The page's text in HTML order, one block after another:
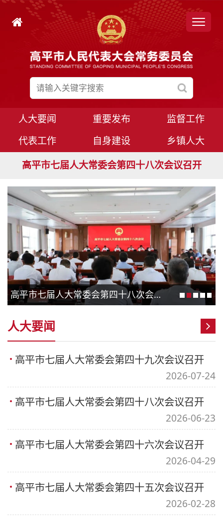
人大要闻 重要发布
监督工作
代表工作
自身建设
乡镇人大
高平市七届人大八次会议胜利闭幕
高平市七届人大常委会第四十九次会议召开
高平市七届人大常委会第四十八次会议召开
高平市七届人大常委会第四十六次会议召开
高平市七届人大常委会第四十八次会议召开
人大要闻
高平市七届人大常委会第四十九次会议召开
2026-07-24
高平市七届人大常委会第四十八次会议召开
2026-06-23
高平市七届人大常委会第四十六次会议召开
2026-04-29
高平市七届人大常委会第四十五次会议召开
2026-02-28